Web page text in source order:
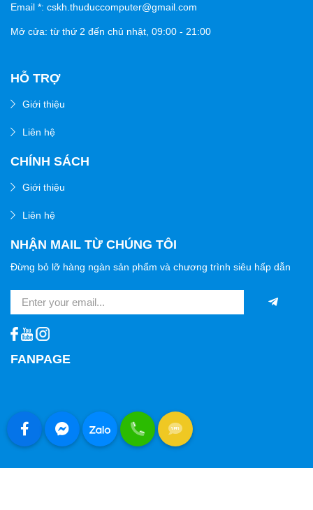
Email *: cskh.thuduccomputer@gmail.com
Mở cửa: từ thứ 2 đến chủ nhật, 09:00 - 21:00
HỖ TRỢ
Giới thiệu
Liên hệ
CHÍNH SÁCH
Giới thiệu
Liên hệ
NHẬN MAIL TỪ CHÚNG TÔI
Đừng bỏ lỡ hàng ngàn sản phẩm và chương trình siêu hấp dẫn
FANPAGE